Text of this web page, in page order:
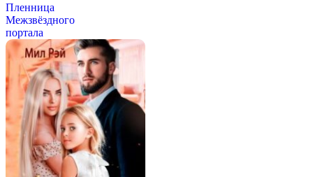
Пленница
Межзвёздного
портала